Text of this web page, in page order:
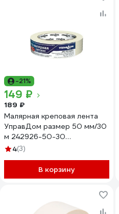
-21%
149 ₽
189 ₽
Малярная креповая лента
УправДом размер 50 мм/30
м 242926-50-30
4100003267
4(3)
В корзину